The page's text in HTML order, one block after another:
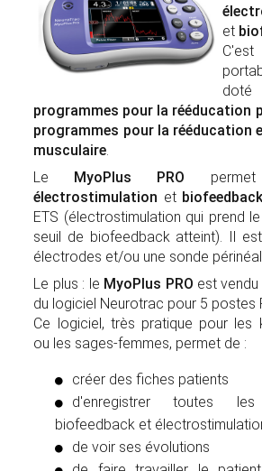
et
programmes pour la rééducation
programmes pour la rééducation
musculaire.
Le MyoPlus PRO
électrostimulation et
ETS (électrostimulation qui prend
seuil de biofeedback atteint). Il
électrodes et/ou une sonde
Le plus : le MyoPlus PRO est
du logiciel Neurotrac pour 5 postes
Ce logiciel, très pratique pour les
ou les sages-femmes, permet de :
créer des fiches patients
d'enregistrer toutes
biofeedback et
de voir ses évolutions